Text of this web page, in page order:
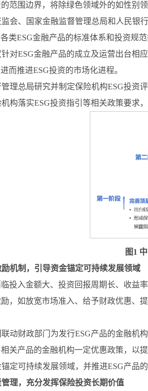
范围边界，将除绿色领域外的如性别
会、国家金融监督管理总局和人民银
类ESG金融产品的标准体系和投资规
对ESG金融产品的成立及运营出台相
而推进ESG投资的市场化进程。
理总局研究并制定保险机构ESG投资
构落实ESG投资指引等相关政策要求
图1
励机制，引导资金锚定可持续发展领域
投入金额大、投资回报周期长、收益
，如放宽市场准入、给予财政优惠、
动财政部门为发行ESG产品的金融机
关产品的金融机构一定优惠政策，以
定可持续发展领域，并推进ESG产品
管理，充分发挥保险投资长期价值